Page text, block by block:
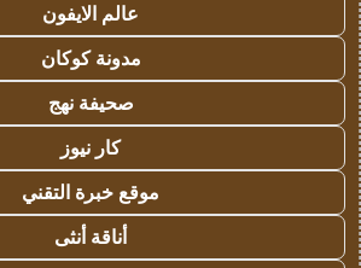
عالم الايفون
مدونة كوكان
صحيفة نهج
كار نيوز
موقع خبرة التقني
أناقة أنثى